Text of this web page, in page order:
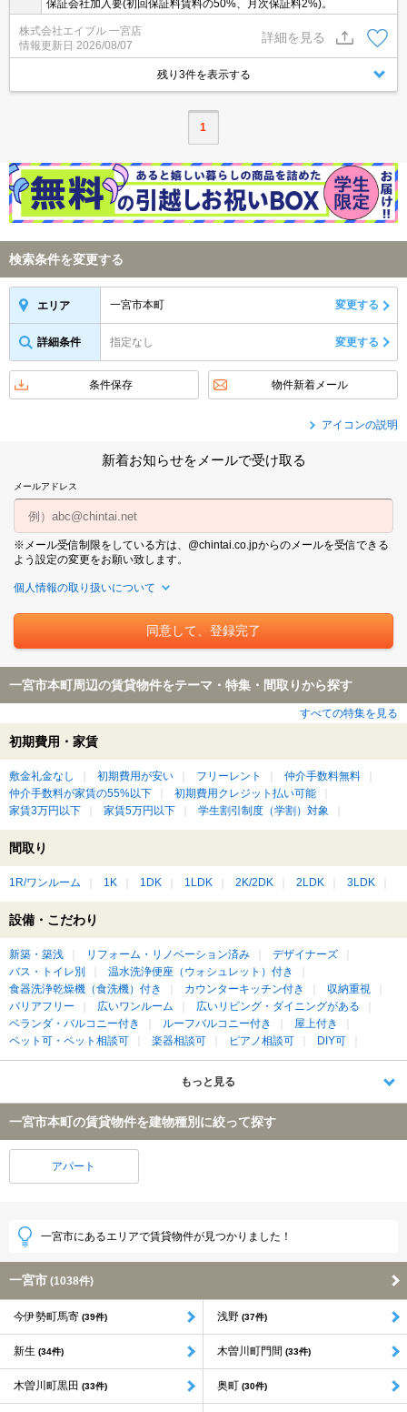
保証会社加入要(初回保証料賃料の50%、月次保証料2%)。
株式会社エイブル 一宮店
情報更新日 2026/08/07
詳細を見る
残り3件を表示する
1
検索条件を変更する
エリア 一宮市本町 変更する
詳細条件 指定なし 変更する
条件保存 物件新着メール
アイコンの説明
新着お知らせをメールで受け取る
メールアドレス
※メール受信制限をしている方は、@chintai.co.jpからのメールを受信できる
よう設定の変更をお願い致します。
個人情報の取り扱いについて
一宮市本町周辺の賃貸物件をテーマ・特集・間取りから探す
すべての特集を見る
初期費用・家賃
敷金礼金なし 初期費用が安い フリーレント
仲介手数料無料
仲介手数料が家賃の55%以下
初期費用クレジット払い可能
家賃3万円以下
家賃5万円以下 学生割引制度（学割）対象
間取り
1R/ワンルーム 1K 1DK 1LDK 2K/2DK 2LDK 3LDK
設備・こだわり
新築・築浅 リフォーム・リノベーション済み
デザイナーズ
バス・トイレ別
温水洗浄便座（ウォシュレット）付き
食器洗浄乾燥機（食洗機）付き
カウンターキッチン付き
収納重視
バリアフリー
広いワンルーム
広いリビング・ダイニングがある
ベランダ・バルコニー付き
ルーフバルコニー付き
屋上付き
ペット可・ペット相談可
楽器相談可 ピアノ相談可 DIY可
もっと見る
一宮市本町の賃貸物件を建物種別に絞って探す
アパート
一宮市にあるエリアで賃貸物件が見つかりました！
一宮市 (1038件)
今伊勢町馬寄 (39件) 浅野 (37件)
新生 (34件) 木曽川町門間 (33件)
木曽川町黒田 (33件) 奥町 (30件)